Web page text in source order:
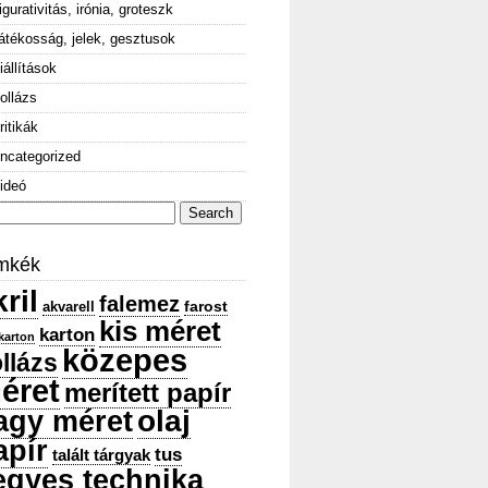
irónia, groteszk
jelek, gesztusok
akvarell falemez farost
karton kis méret
közepes
merített papír
méretolaj
talált tárgyak tus
technika